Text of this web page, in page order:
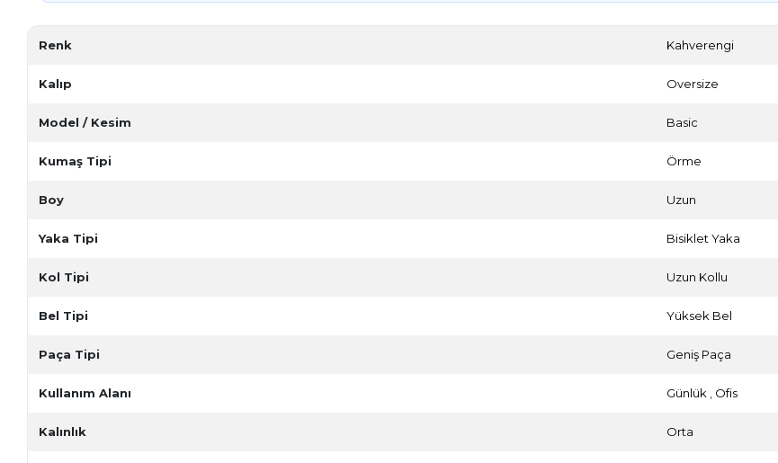
Renk Kahverengi
Kalıp Oversize
Model / Kesim Basic
Kumaş Tipi Örme
Boy Uzun
Yaka Tipi Bisiklet Yaka
Kol Tipi Uzun Kollu
Bel Tipi Yüksek Bel
Paça Tipi Geniş Paça
Kullanım Alanı Günlük Ofis
Kalınlık Orta